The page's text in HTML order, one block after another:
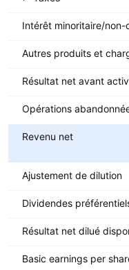
Intérêt minoritaire/non-
Autres produits et
Résultat net avant
Opérations
Revenu net
Ajustement de dilution
Dividendes
Basic earnings per